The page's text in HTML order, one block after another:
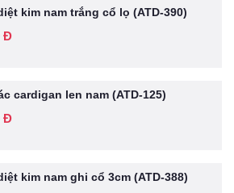
kim nam trắng cổ lọ (ATD-390)
Đ
cardigan len nam (ATD-125)
Đ
kim nam ghi cổ 3cm (ATD-388)